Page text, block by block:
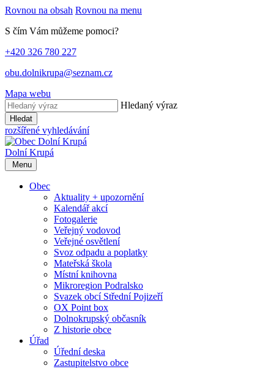
Rovnou na obsah Rovnou na menu
S čím Vám můžeme pomoci?
+420 326 780 227
obu.dolnikrupa@seznam.cz
Mapa webu
Hledaný výraz
Hledat
rozšířené vyhledávání
Dolní Krupá
Menu
Obec
Aktuality + upozornění
Kalendář akcí
Fotogalerie
Veřejný vodovod
Veřejné osvětlení
Svoz odpadu a poplatky
Mateřská škola
Místní knihovna
Mikroregion Podralsko
Svazek obcí Střední Pojizeří
OX Point box
Dolnokrupský občasník
Z historie obce
Úřad
Úřední deska
Zastupitelstvo obce